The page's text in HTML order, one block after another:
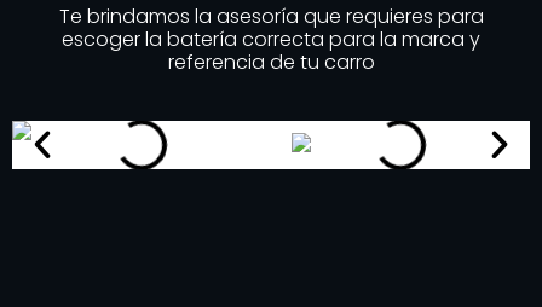
Te brindamos la asesoría que requieres para
escoger la batería correcta para la marca y
referencia de tu carro